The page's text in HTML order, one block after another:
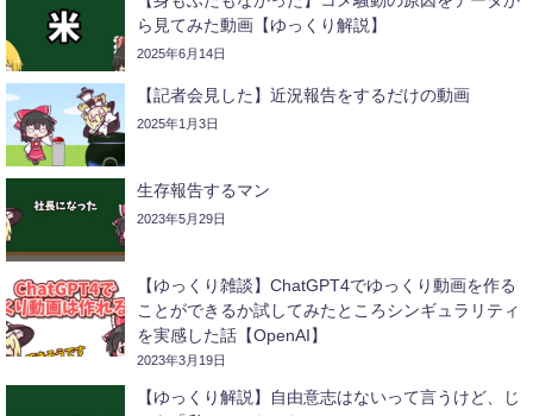
ら見てみた動画【ゆっくり解説】
2025年6月14日
【記者会見した】近況報告をするだけの動画
2025年1月3日
生存報告するマン
2023年5月29日
【ゆっくり雑談】ChatGPT4でゆっくり動画を作る
ことができるか試してみたところシンギュラリティ
を実感した話【OpenAI】
2023年3月19日
【ゆっくり解説】自由意志はないって言うけど、じ